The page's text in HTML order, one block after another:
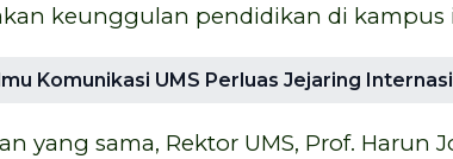
keunggulan pendidikan di kampus
Komunikasi UMS Perluas Jejaring
yang sama, Rektor UMS, Prof. Harun